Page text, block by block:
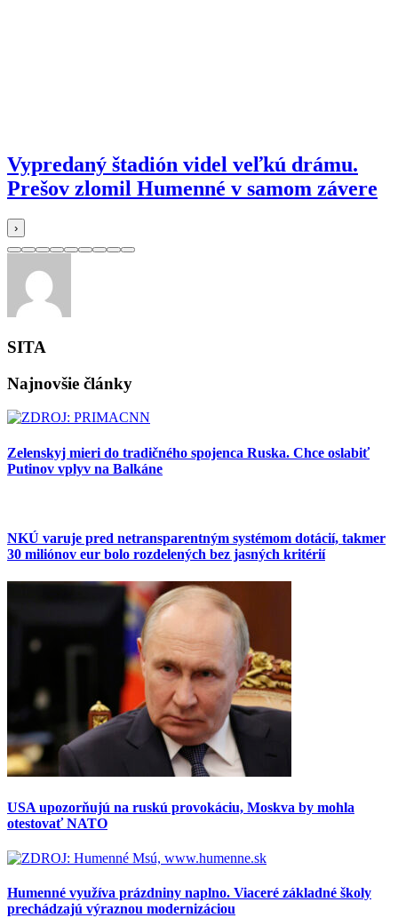
Vypredaný štadión videl veľkú drámu.
Prešov zlomil Humenné v samom závere
›
SITA
Najnovšie články
Zelenskyj mieri do tradičného spojenca Ruska. Chce oslabiť
Putinov vplyv na Balkáne
NKÚ varuje pred netransparentným systémom dotácií, takmer
30 miliónov eur bolo rozdelených bez jasných kritérií
USA upozorňujú na ruskú provokáciu, Moskva by mohla
otestovať NATO
Humenné využíva prázdniny naplno. Viaceré základné školy
prechádzajú výraznou modernizáciou